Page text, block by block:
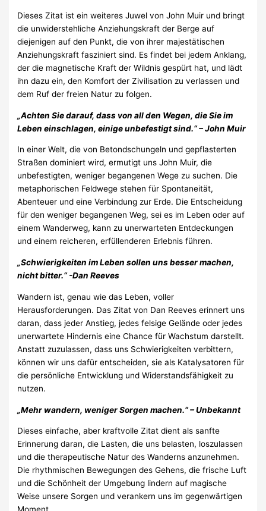
Dieses Zitat ist ein weiteres Juwel von John Muir und bringt
die unwiderstehliche Anziehungskraft der Berge auf
diejenigen auf den Punkt, die von ihrer majestätischen
Anziehungskraft fasziniert sind. Es findet bei jedem Anklang,
der die magnetische Kraft der Wildnis gespürt hat, und lädt
ihn dazu ein, den Komfort der Zivilisation zu verlassen und
dem Ruf der freien Natur zu folgen.
„Achten Sie darauf, dass von all den Wegen, die Sie im
Leben einschlagen, einige unbefestigt sind.“ – John Muir
In einer Welt, die von Betondschungeln und gepflasterten
Straßen dominiert wird, ermutigt uns John Muir, die
unbefestigten, weniger begangenen Wege zu suchen. Die
metaphorischen Feldwege stehen für Spontaneität,
Abenteuer und eine Verbindung zur Erde. Die Entscheidung
für den weniger begangenen Weg, sei es im Leben oder auf
einem Wanderweg, kann zu unerwarteten Entdeckungen
und einem reicheren, erfüllenderen Erlebnis führen.
„Schwierigkeiten im Leben sollen uns besser machen,
nicht bitter.“ -Dan Reeves
Wandern ist, genau wie das Leben, voller
Herausforderungen. Das Zitat von Dan Reeves erinnert uns
daran, dass jeder Anstieg, jedes felsige Gelände oder jedes
unerwartete Hindernis eine Chance für Wachstum darstellt.
Anstatt zuzulassen, dass uns Schwierigkeiten verbittern,
können wir uns dafür entscheiden, sie als Katalysatoren für
die persönliche Entwicklung und Widerstandsfähigkeit zu
nutzen.
„Mehr wandern, weniger Sorgen machen.“ – Unbekannt
Dieses einfache, aber kraftvolle Zitat dient als sanfte
Erinnerung daran, die Lasten, die uns belasten, loszulassen
und die therapeutische Natur des Wanderns anzunehmen.
Die rhythmischen Bewegungen des Gehens, die frische Luft
und die Schönheit der Umgebung lindern auf magische
Weise unsere Sorgen und verankern uns im gegenwärtigen